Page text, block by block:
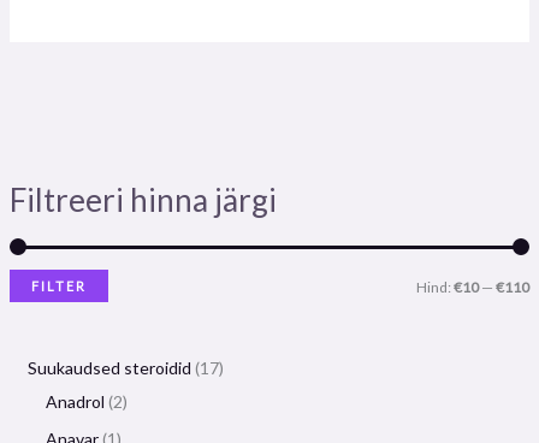
Filtreeri hinna järgi
FILTER Hind:€10—€110
Suukaudsed steroidid 17
Anadrol 2